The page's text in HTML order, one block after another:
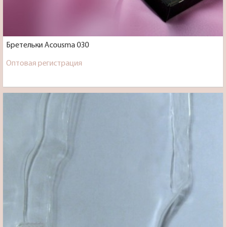
Бретельки Acousma 030
Оптовая регистрация